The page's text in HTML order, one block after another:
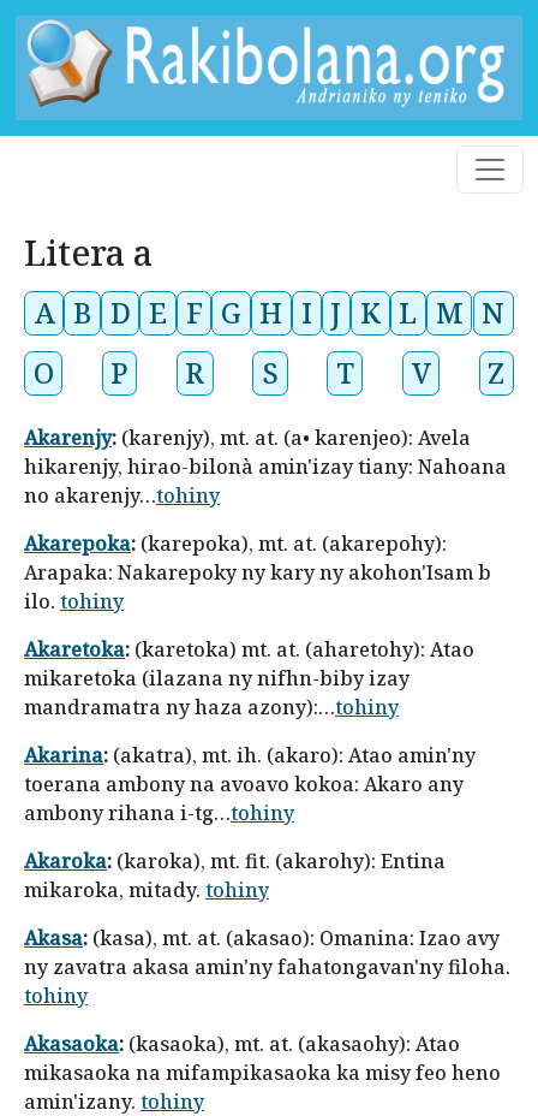
Litera a
A B D E F G H I J K L M N
O
P R S T V Z
Akarenjy: (karenjy), mt. at. (a• karenjeo): Avela
hikarenjy, hirao-bilonà amin'izay tiany: Nahoana
no akarenjy…tohiny
Akarepoka: (karepoka), mt. at. (akarepohy):
Arapaka: Nakarepoky ny kary ny akohon'Isam b
ilo. tohiny
Akaretoka: (karetoka) mt. at. (aharetohy): Atao
mikaretoka (ilazana ny nifhn-biby izay
mandramatra ny haza azony):…tohiny
Akarina: (akatra), mt. ih. (akaro): Atao amin'ny
toerana ambony na avoavo kokoa: Akaro any
ambony rihana i-tg…tohiny
Akaroka: (karoka), mt. fit. (akarohy): Entina
mikaroka, mitady. tohiny
Akasa: (kasa), mt. at. (akasao): Omanina: Izao avy
ny zavatra akasa amin'ny fahatongavan'ny filoha.
tohiny
Akasaoka: (kasaoka), mt. at. (akasaohy): Atao
mikasaoka na mifampikasaoka ka misy feo heno
amin'izany. tohiny